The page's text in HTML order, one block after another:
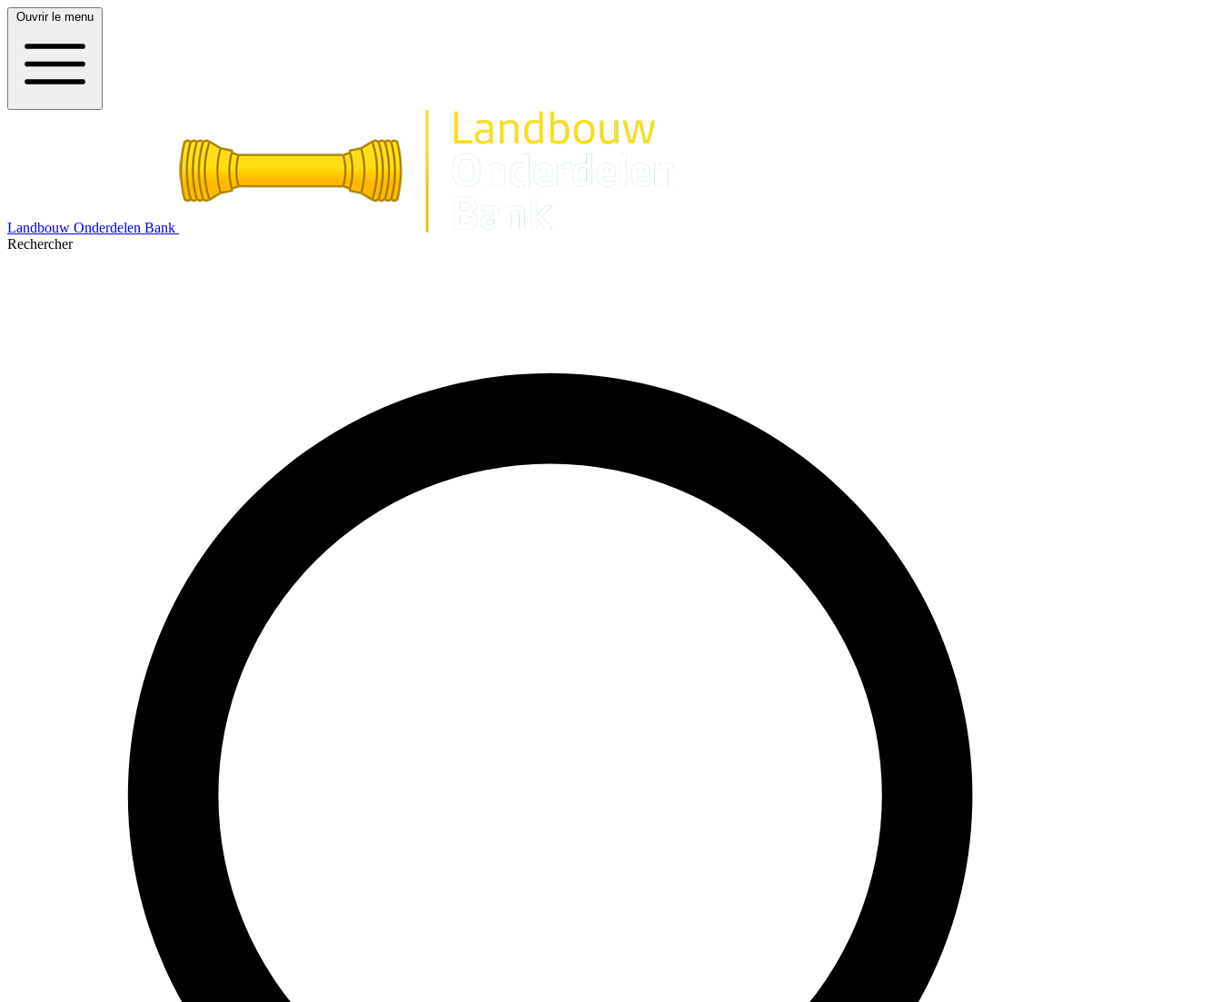
Ouvrir le menu
Landbouw Onderdelen Bank
Rechercher